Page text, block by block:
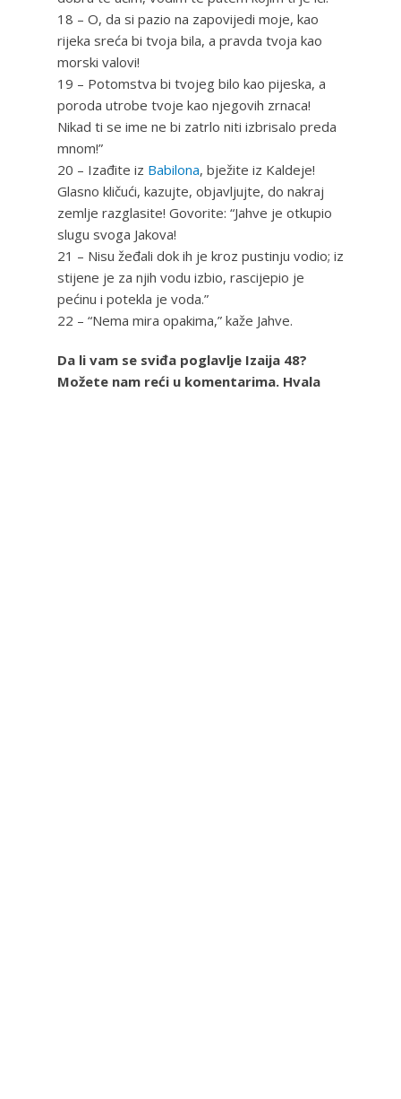
18 – O, da si pazio na zapovijedi moje, kao
rijeka sreća bi tvoja bila, a pravda tvoja kao
morski valovi!
19 – Potomstva bi tvojeg bilo kao pijeska, a
poroda utrobe tvoje kao njegovih zrnaca!
Nikad ti se ime ne bi zatrlo niti izbrisalo preda
mnom!”
20 – Izađite iz Babilona, bježite iz Kaldeje!
Glasno kličući, kazujte, objavljujte, do nakraj
zemlje razglasite! Govorite: “Jahve je otkupio
slugu svoga Jakova!
21 – Nisu žeđali dok ih je kroz pustinju vodio; iz
stijene je za njih vodu izbio, rascijepio je
pećinu i potekla je voda.”
22 – “Nema mira opakima,” kaže Jahve.
Da li vam se sviđa poglavlje Izaija 48?
Možete nam reći u komentarima. Hvala